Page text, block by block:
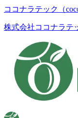
ココナラテック（
株式会社ココナラテ